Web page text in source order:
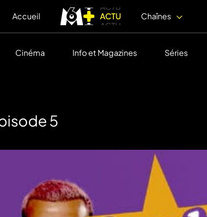
Accueil Chaînes
Cinéma Info et Magazines Séries
5